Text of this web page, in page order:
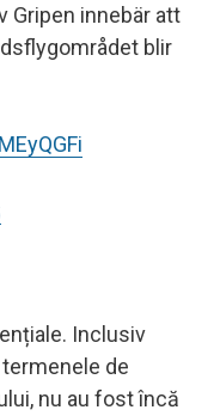
Gripen innebär att
blir
Inclusiv
de
nu au fost încă